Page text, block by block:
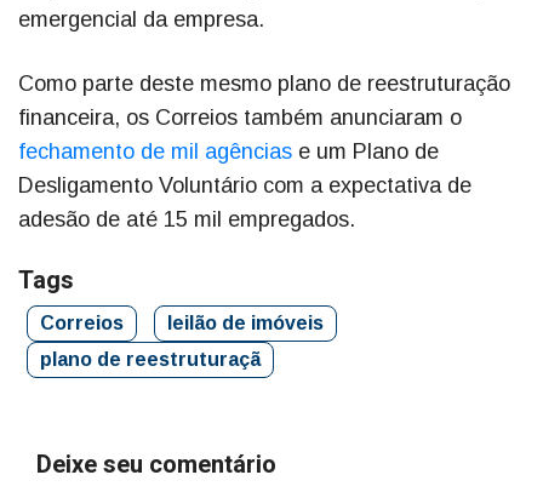
emergencial da empresa.
Como parte deste mesmo plano de reestruturação
financeira, os Correios também anunciaram o
fechamento de mil agências e um Plano de
Desligamento Voluntário com a expectativa de
adesão de até 15 mil empregados.
Tags
Correios
leilão de imóveis
plano de reestruturaçã
Deixe seu comentário